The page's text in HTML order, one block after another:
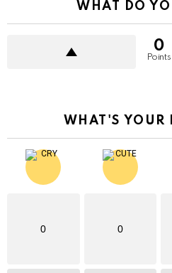
WHAT DO
0
Points
WHAT'S YOUR
0 0